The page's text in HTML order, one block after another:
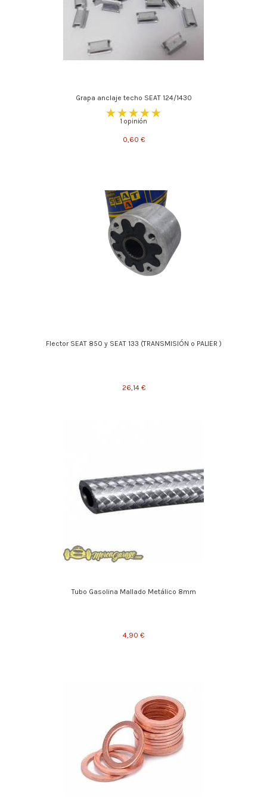
Grapa anclaje techo SEAT 124/1430
1 opinión
0,60 €
Flector SEAT 850 y SEAT 133 (TRANSMISIÓN o PALIER )
26,14 €
Tubo Gasolina Mallado Metálico 8mm
4,90 €